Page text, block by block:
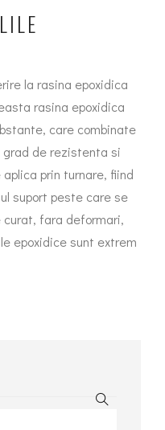
la rasina epoxidica
rasina epoxidica
care combinate
grad de rezistenta si
prin turnare, fiind
suport peste care se
fara deformari,
epoxidice sunt extrem